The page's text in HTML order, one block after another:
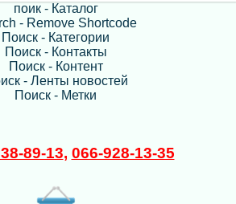
поик - Каталог
- Remove Shortcode
Поиск - Категории
Поиск - Контакты
Поиск - Контент
- Ленты новостей
Поиск - Метки
89-13, 066-928-13-35